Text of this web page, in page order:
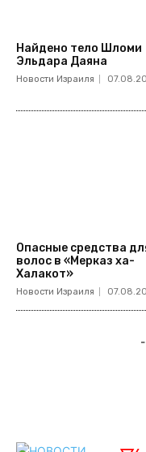
Найдено тело Шломи
Эльдара Даяна
Новости Израиля
Опасные средства
волос в «Мерказ ха-
Халакот»
Новости Израиля